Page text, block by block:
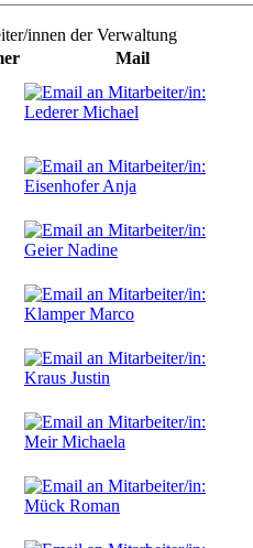
innen der Verwaltung
Mail